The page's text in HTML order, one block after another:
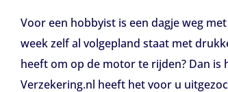
Voor een hobbyist is een dagje weg
week zelf al volgepland staat met
heeft om op de motor te rijden? Dan
Verzekering.nl heeft het voor u